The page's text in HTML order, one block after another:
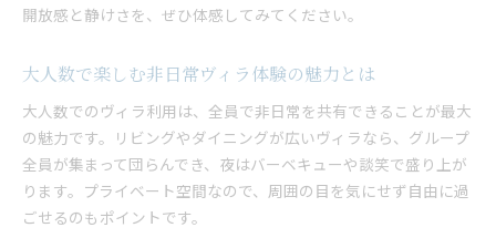
開放感と静けさを、ぜひ体感してみてください。
大人数で楽しむ非日常ヴィラ体験の魅力とは
大人数でのヴィラ利用は、全員で非日常を共有できることが最大
の魅力です。リビングやダイニングが広いヴィラなら、グループ
全員が集まって団らんでき、夜はバーベキューや談笑で盛り上が
ります。プライベート空間なので、周囲の目を気にせず自由に過
ごせるのもポイントです。